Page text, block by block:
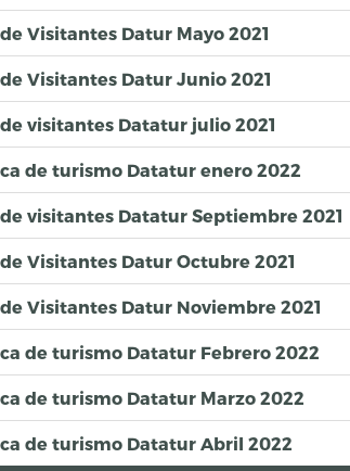
Visitantes Datur Mayo 2021
Visitantes Datur Junio 2021
visitantes Datatur julio 2021
de turismo Datatur enero 2022
visitantes Datatur Septiembre 2021
Visitantes Datur Octubre 2021
Visitantes Datur Noviembre 2021
de turismo Datatur Febrero 2022
de turismo Datatur Marzo 2022
de turismo Datatur Abril 2022